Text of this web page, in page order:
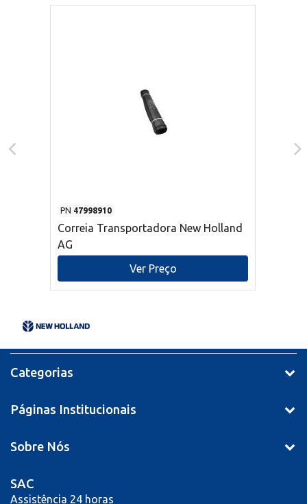
PN 47998910
Correia Transportadora New Holland
AG
Ver Preço
Categorias
Páginas Institucionais
Sobre Nós
SAC
Assistência 24 horas